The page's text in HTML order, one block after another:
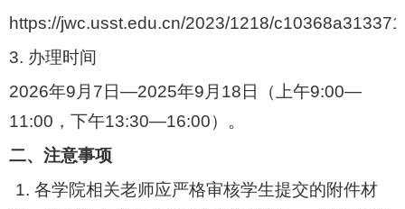
https://jwc.usst.edu.cn/2023/1218/
3. 办理时间
2026年9 月 7 日—2025年9 月 18 日（上午9:00—
11:00 ，下午13:30—16:00）。
二、注意事项
1. 各学院相关老师应严格审核学生提交的附件材